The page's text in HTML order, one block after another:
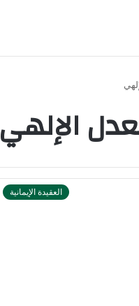
الإلهي
العقيدة الإيمانية